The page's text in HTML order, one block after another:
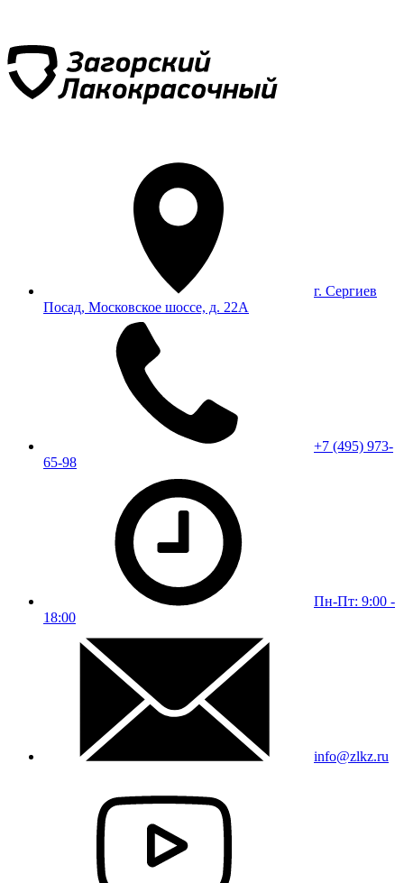
г. Сергиев
Посад, Московское шоссе, д. 22А
+7 (495) 973-
65-98
Пн-Пт: 9:00 -
18:00
info@zlkz.ru